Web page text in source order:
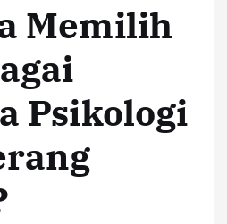
Memilih
Psikologi